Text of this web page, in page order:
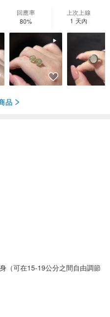
回應率
80%
上次上線
1 天內
品
（可在15-19公分之間自由調節